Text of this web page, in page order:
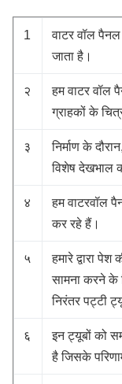
1
वाटर वॉल पैनल
जाता है।
२
हम वाटर वॉल
ग्राहकों के
३
निर्माण के
विशेष देखभाल
४
हम वाटरवॉल
कर रहे हैं।
५
हमारे द्वारा
सामना करने के
निरंतर पट्टी
६
इन ट्यूबों को
है जिसके